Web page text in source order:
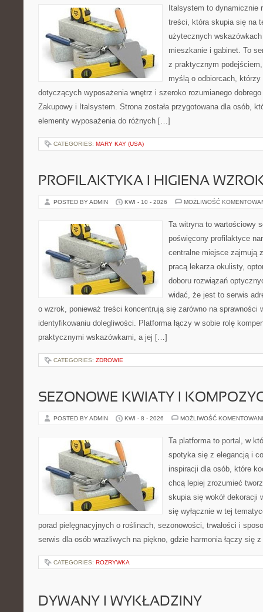
Italsystem to dynamicznie
treści, która skupia się na
użytecznych
mieszkanie i gabinet. To
z praktycznym
myślą o odbiorcach, którzy
dotyczących wyposażenia wnętrz i szeroko rozumianego
Zakupowy i Italsystem. Strona została przygotowana dla osób,
elementy wyposażenia do różnych […]
CATEGORIES: MARY KAY (USA)
PROFILAKTYKA I HIGIENA
POSTED BY ADMIN KWI - 10 - 2026 MOŻLIWOŚĆ
Ta witryna to wartościowy
poświęcony profilaktyce
centralne miejsce zajmują
pracą lekarza okulisty,
doboru rozwiązań
widać, że jest to serwis
o wzrok, ponieważ treści koncentrują się zarówno na sprawności
identyfikowaniu dolegliwości. Platforma łączy w sobie rolę
praktycznymi wskazówkami, a jej […]
CATEGORIES: ZDROWIE
SEZONOWE KWIATY I
POSTED BY ADMIN KWI - 8 - 2026 MOŻLIWOŚĆ
Ta platforma to portal, w
spotyka się z elegancją i
inspiracji dla osób, które
chcą lepiej zrozumieć
skupia się wokół dekoracji
się wyłącznie w tej
porad pielęgnacyjnych o roślinach, sezonowości, trwałości i
serwis dla osób wrażliwych na piękno, gdzie harmonia łączy się
CATEGORIES: ROZRYWKA
DYWANY I WYKŁADZINY